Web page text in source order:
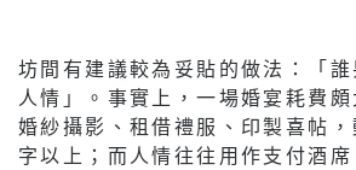
坊間有建議較為妥貼的做法：「
人情」。事實上，一場婚宴耗費頗
婚紗攝影、租借禮服、印製喜帖
字以上；而人情往往用作支付酒